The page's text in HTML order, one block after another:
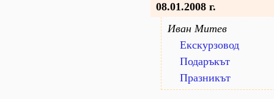
08.01.2008 г.
Иван Митев
Екскурзовод
Подаръкът
Празникът